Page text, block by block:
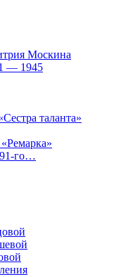
Москина
— 1945
таланта»
го…